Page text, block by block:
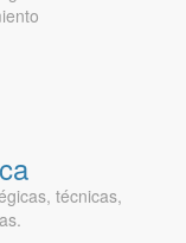
técnicas,